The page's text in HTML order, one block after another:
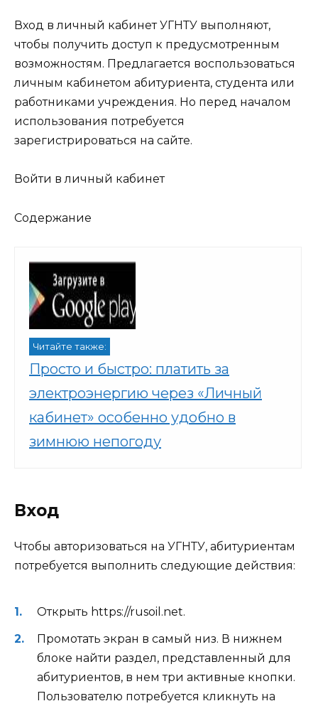
Вход в личный кабинет УГНТУ выполняют,
чтобы получить доступ к предусмотренным
возможностям. Предлагается воспользоваться
личным кабинетом абитуриента, студента или
работниками учреждения. Но перед началом
использования потребуется
зарегистрироваться на сайте.
Войти в личный кабинет
Содержание
Читайте также:
Просто и быстро: платить за
электроэнергию через «Личный
кабинет» особенно удобно в
зимнюю непогоду
Вход
Чтобы авторизоваться на УГНТУ, абитуриентам
потребуется выполнить следующие действия:
Открыть https://rusoil.net.
Промотать экран в самый низ. В нижнем
блоке найти раздел, представленный для
абитуриентов, в нем три активные кнопки.
Пользователю потребуется кликнуть на